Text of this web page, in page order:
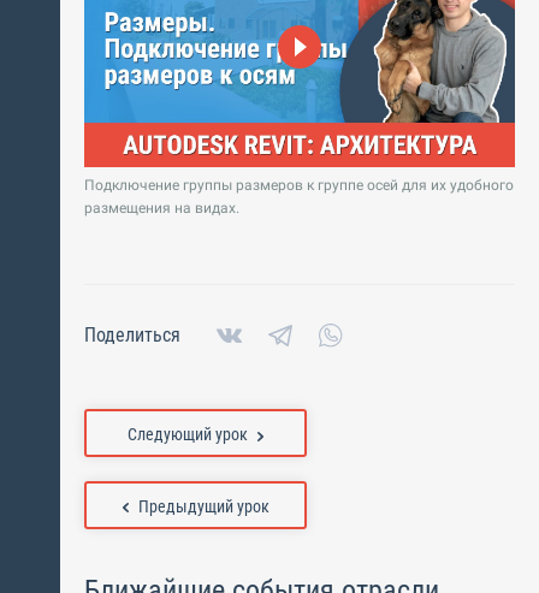
Подключение группы размеров к группе осей для их удобного
размещения на видах.
Поделиться
Предыдущий урок
Следующий урок